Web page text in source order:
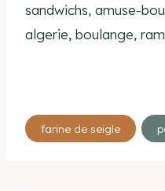
sandwichs, amuse-
algerie, boulange,
Étiquettes
de
farine de seigle